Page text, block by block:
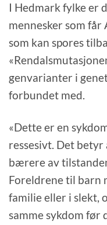
I Hedmark fylke er
mennesker som får
som kan spores
genvarianter i
forbundet med.
«Dette er en
ressesivt. Det
bærere av
Foreldrene til barn
familie eller i slekt,
samme sykdom før